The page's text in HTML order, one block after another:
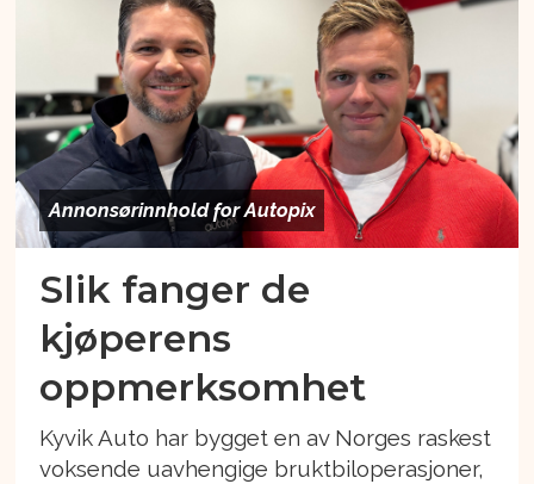
Annonsørinnhold for Autopix
Slik fanger de
kjøperens
oppmerksomhet
Kyvik Auto har bygget en av Norges raskest
voksende uavhengige bruktbiloperasjoner,